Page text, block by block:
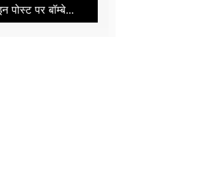
पर बॉम्बे...